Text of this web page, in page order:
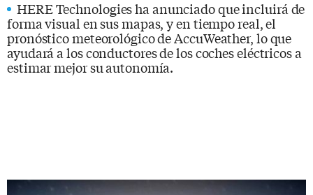
HERE Technologies ha anunciado que incluirá de
forma visual en sus mapas, y en tiempo real, el
pronóstico meteorológico de AccuWeather, lo que
ayudará a los conductores de los coches eléctricos a
estimar mejor su autonomía.